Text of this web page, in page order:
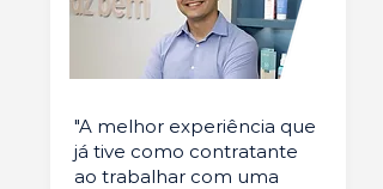
"A melhor experiência que
já tive como contratante
ao trabalhar com uma